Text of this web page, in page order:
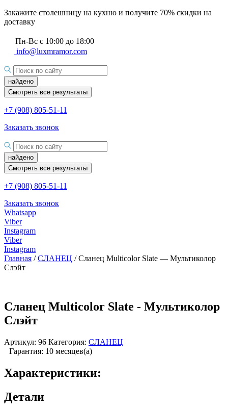
Закажите столешницу на кухню и получите 70% скидки на
доставку
Пн-Вс с 10:00 до 18:00
info@luxmramor.com
найдено
Смотреть все результаты
+7 (908) 805-51-11
Заказать звонок
найдено
Смотреть все результаты
+7 (908) 805-51-11
Заказать звонок
Whatsapp
Viber
Instagram
Viber
Instagram
Главная /СЛАНЕЦ / Сланец Multicolor Slate — Мультиколор
Слэйт
Сланец Multicolor Slate - Мультиколор
Слэйт
Артикул: 96 Категория: СЛАНЕЦ
Гарантия: 10 месяцев(а)
Характеристики:
Детали